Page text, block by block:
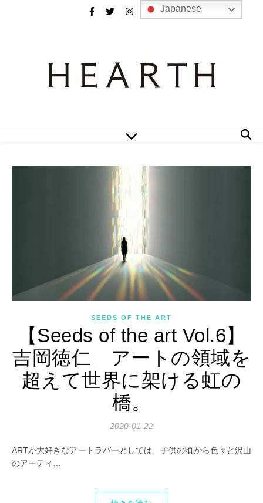
SEEDS OF THE ART
【Seeds of the art Vol.6】
吉岡徳仁 アートの領域を
超えて世界に架ける虹の
橋。
2020-01-22
ARTが大好きなアートラバーとしては、子供の頃から色々と沢山
のアーティ…
Japanese